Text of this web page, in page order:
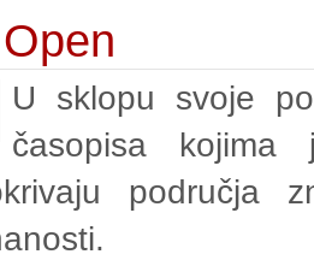
U sklopu svoje
časopisa kojima
područja